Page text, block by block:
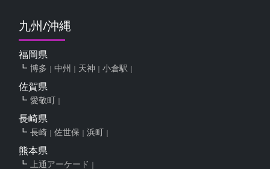
九州/沖縄
福岡県
博多 中州 天神 小倉駅
佐賀県
愛敬町
長崎県
長崎 佐世保 浜町
熊本県
上通アーケード